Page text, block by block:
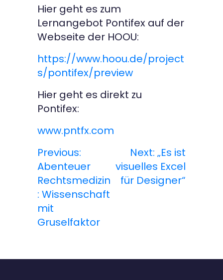
Hier geht es zum
Lernangebot Pontifex auf der
Webseite der HOOU:
https://www.hoou.de/project
s/pontifex/preview
Hier geht es direkt zu
Pontifex:
www.pntfx.com
B
e
i
t
Previous:
Abenteuer
Rechtsmedizin
: Wissenschaft
mit
Gruselfaktor
Next: „Es ist
visuelles Excel
für Designer“